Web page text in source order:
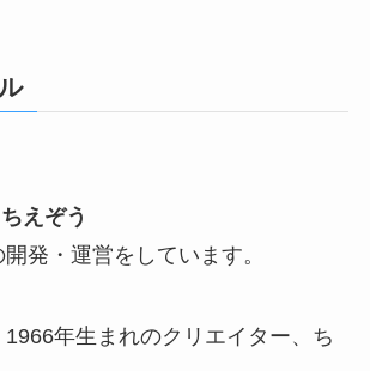
えぞう
発・運営をしています。
年生まれのクリエイター、ち